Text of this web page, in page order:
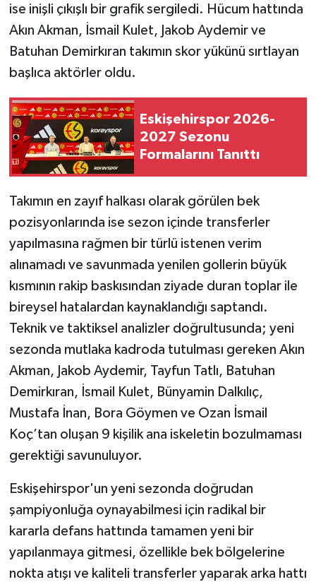
ise inişli çıkışlı bir grafik sergiledi. Hücum hattında
Akın Akman, İsmail Kulet, Jakob Aydemir ve
Batuhan Demirkıran takımın skor yükünü sırtlayan
başlıca aktörler oldu.
Eskişehirspor 2026-
2027 Sezonu
Formalarını Tanıttı
Takımın en zayıf halkası olarak görülen bek
pozisyonlarında ise sezon içinde transferler
yapılmasına rağmen bir türlü istenen verim
alınamadı ve savunmada yenilen gollerin büyük
kısmının rakip baskısından ziyade duran toplar ile
bireysel hatalardan kaynaklandığı saptandı.
Teknik ve taktiksel analizler doğrultusunda; yeni
sezonda mutlaka kadroda tutulması gereken Akın
Akman, Jakob Aydemir, Tayfun Tatlı, Batuhan
Demirkıran, İsmail Kulet, Bünyamin Dalkılıç,
Mustafa İnan, Bora Göymen ve Ozan İsmail
Koç’tan oluşan 9 kişilik ana iskeletin bozulmaması
gerektiği savunuluyor.
Eskişehirspor'un yeni sezonda doğrudan
şampiyonluğa oynayabilmesi için radikal bir
kararla defans hattında tamamen yeni bir
yapılanmaya gitmesi, özellikle bek bölgelerine
nokta atışı ve kaliteli transferler yaparak arka hattı